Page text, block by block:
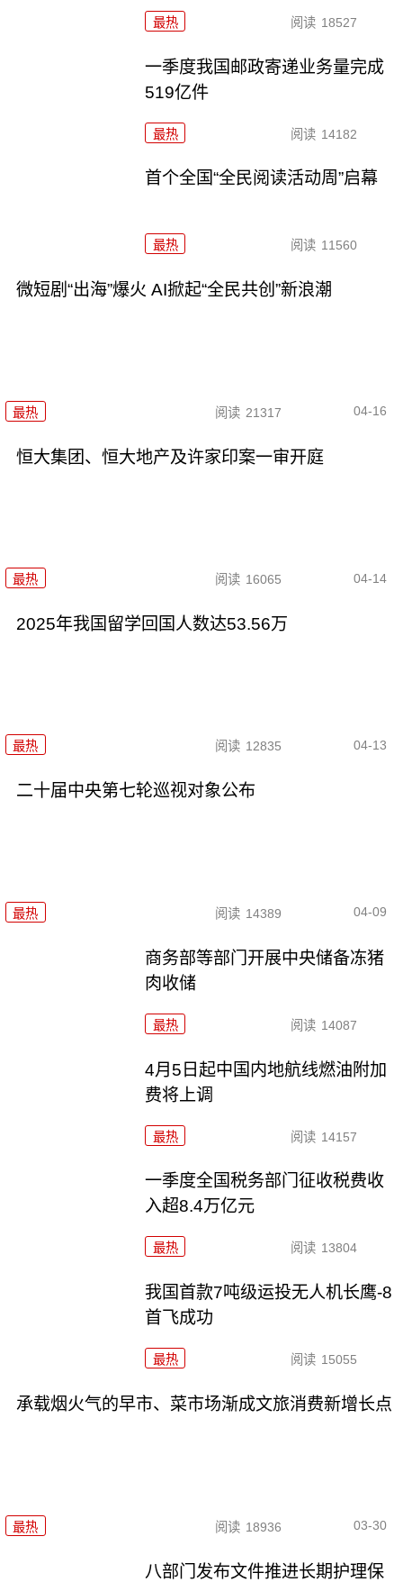
最热 阅读 18527
一季度我国邮政寄递业务量完成
519亿件
最热 阅读 14182
首个全国“全民阅读活动周”启幕
最热 阅读 11560
微短剧“出海”爆火 AI掀起“全民共创”新浪潮
最热 阅读 21317 04-16
恒大集团、恒大地产及许家印案一审开庭
最热 阅读 16065 04-14
2025年我国留学回国人数达53.56万
最热 阅读 12835 04-13
二十届中央第七轮巡视对象公布
最热 阅读 14389 04-09
商务部等部门开展中央储备冻猪
肉收储
最热 阅读 14087
4月5日起中国内地航线燃油附加
费将上调
最热 阅读 14157
一季度全国税务部门征收税费收
入超8.4万亿元
最热 阅读 13804
我国首款7吨级运投无人机长鹰-8
首飞成功
最热 阅读 15055
承载烟火气的早市、菜市场渐成文旅消费新增长点
最热 阅读 18936 03-30
八部门发布文件推进长期护理保